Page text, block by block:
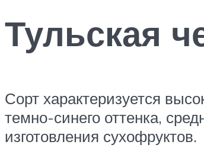
Тульская
Сорт характеризуется
темно-синего оттенка,
изготовления сухофруктов.